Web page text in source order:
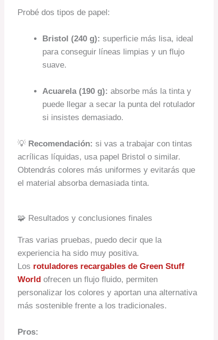
Probé dos tipos de papel:
Bristol (240 g): superficie más lisa, ideal
para conseguir líneas limpias y un flujo
suave.
Acuarela (190 g): absorbe más la tinta y
puede llegar a secar la punta del rotulador
si insistes demasiado.
💡 Recomendación: si vas a trabajar con tintas
acrílicas líquidas, usa papel Bristol o similar.
Obtendrás colores más uniformes y evitarás que
el material absorba demasiada tinta.
🧩 Resultados y conclusiones finales
Tras varias pruebas, puedo decir que la
experiencia ha sido muy positiva.
Los rotuladores recargables de Green Stuff
World ofrecen un flujo fluido, permiten
personalizar los colores y aportan una alternativa
más sostenible frente a los tradicionales.
Pros: